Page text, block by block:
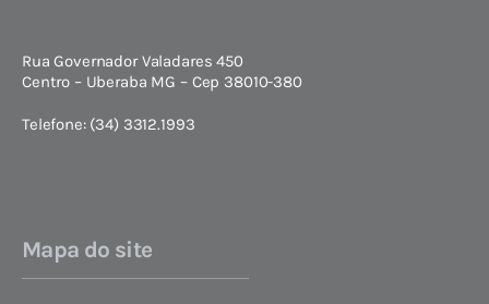
Rua Governador Valadares 450
Centro – Uberaba MG – Cep 38010-380
Telefone: (34) 3312.1993
Mapa do site